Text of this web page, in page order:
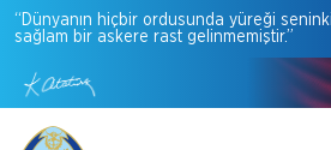
“Dünyanın hiçbir ordusunda yüreği
sağlam bir askere rast gelinmemiştir.”